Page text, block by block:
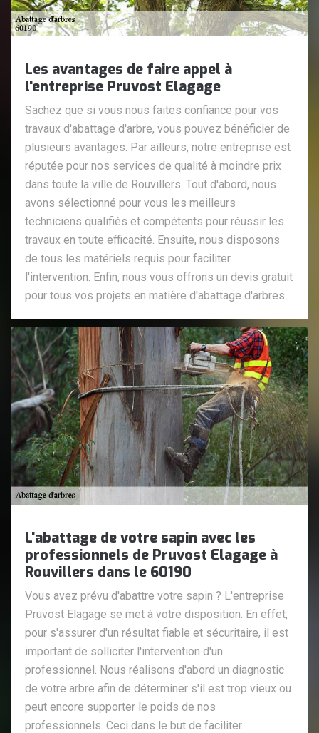
Les avantages de faire appel à
l'entreprise Pruvost Elagage
Sachez que si vous nous faites confiance pour vos
travaux d'abattage d'arbre, vous pouvez bénéficier de
plusieurs avantages. Par ailleurs, notre entreprise est
réputée pour nos services de qualité à moindre prix
dans toute la ville de Rouvillers. Tout d'abord, nous
avons sélectionné pour vous les meilleurs
techniciens qualifiés et compétents pour réussir les
travaux en toute efficacité. Ensuite, nous disposons
de tous les matériels requis pour faciliter
l'intervention. Enfin, nous vous offrons un devis gratuit
pour tous vos projets en matière d'abattage d'arbres.
L'abattage de votre sapin avec les
professionnels de Pruvost Elagage à
Rouvillers dans le 60190
Vous avez prévu d'abattre votre sapin ? L'entreprise
Pruvost Elagage se met à votre disposition. En effet,
pour s'assurer d'un résultat fiable et sécuritaire, il est
important de solliciter l'intervention d'un
professionnel. Nous réalisons d'abord un diagnostic
de votre arbre afin de déterminer s'il est trop vieux ou
peut encore supporter le poids de nos
professionnels. Ceci dans le but de faciliter